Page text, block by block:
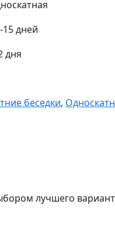
15 дней
дня
беседки,
лучшего